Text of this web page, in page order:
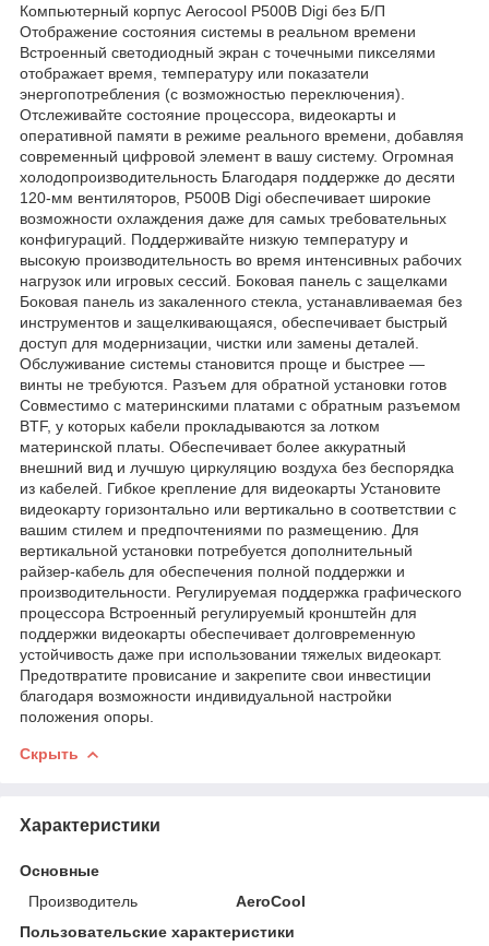
Компьютерный корпус Aerocool P500B Digi без Б/П
Отображение состояния системы в реальном времени
Встроенный светодиодный экран с точечными пикселями
отображает время, температуру или показатели
энергопотребления (с возможностью переключения).
Отслеживайте состояние процессора, видеокарты и
оперативной памяти в режиме реального времени, добавляя
современный цифровой элемент в вашу систему. Огромная
холодопроизводительность Благодаря поддержке до десяти
120-мм вентиляторов, P500B Digi обеспечивает широкие
возможности охлаждения даже для самых требовательных
конфигураций. Поддерживайте низкую температуру и
высокую производительность во время интенсивных рабочих
нагрузок или игровых сессий. Боковая панель с защелками
Боковая панель из закаленного стекла, устанавливаемая без
инструментов и защелкивающаяся, обеспечивает быстрый
доступ для модернизации, чистки или замены деталей.
Обслуживание системы становится проще и быстрее —
винты не требуются. Разъем для обратной установки готов
Совместимо с материнскими платами с обратным разъемом
BTF, у которых кабели прокладываются за лотком
материнской платы. Обеспечивает более аккуратный
внешний вид и лучшую циркуляцию воздуха без беспорядка
из кабелей. Гибкое крепление для видеокарты Установите
видеокарту горизонтально или вертикально в соответствии с
вашим стилем и предпочтениями по размещению. Для
вертикальной установки потребуется дополнительный
райзер-кабель для обеспечения полной поддержки и
производительности. Регулируемая поддержка графического
процессора Встроенный регулируемый кронштейн для
поддержки видеокарты обеспечивает долговременную
устойчивость даже при использовании тяжелых видеокарт.
Предотвратите провисание и закрепите свои инвестиции
благодаря возможности индивидуальной настройки
положения опоры.
Скрыть
Характеристики
Основные
Производитель
AeroCool
Пользовательские характеристики